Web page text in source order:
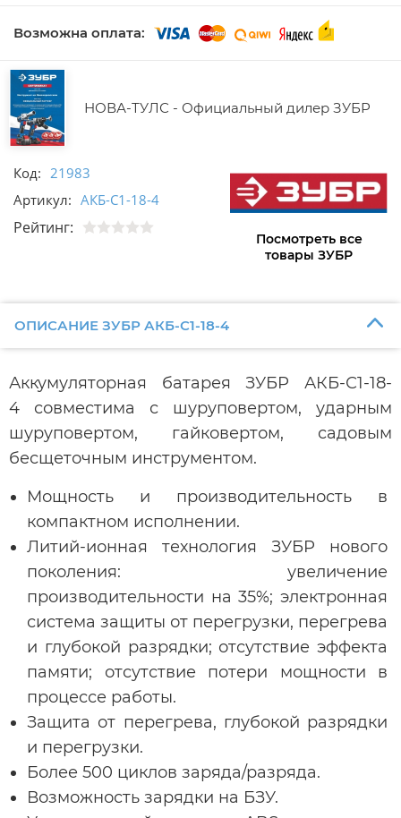
Возможна оплата:
НОВА-ТУЛС - Официальный дилер ЗУБР
Код: 21983
Артикул: АКБ-С1-18-4
Рейтинг:
Посмотреть все
товары ЗУБР
ОПИСАНИЕ ЗУБР АКБ-С1-18-4
Аккумуляторная батарея ЗУБР АКБ-С1-18-
4 совместима с шуруповертом, ударным
шуруповертом, гайковертом, садовым
бесщеточным инструментом.
Мощность и производительность в
компактном исполнении.
Литий-ионная технология ЗУБР нового
поколения: увеличение
производительности на 35%; электронная
система защиты от перегрузки, перегрева
и глубокой разрядки; отсутствие эффекта
памяти; отсутствие потери мощности в
процессе работы.
Защита от перегрева, глубокой разрядки
и перегрузки.
Более 500 циклов заряда/разряда.
Возможность зарядки на БЗУ.